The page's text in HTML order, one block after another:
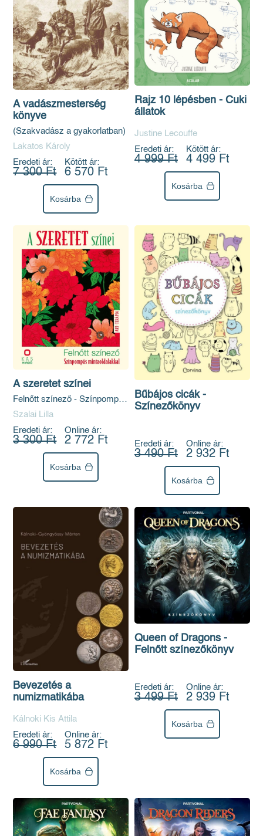
A vadászmesterség
könyve
(Szakvadász a gyakorlatban)
Lakatos Károly
Eredeti ár:
7 300 Ft
Kötött ár:
6 570 Ft
Kosárba
Rajz 10 lépésben - Cuki
állatok
Justine Lecouffe
Eredeti ár:
4 999 Ft
Kötött ár:
4 499 Ft
Kosárba
A szeretet színei
Felnőtt színező - Színpompás
mintaoldalakkal
Szalai Lilla
Eredeti ár:
3 300 Ft
Online ár:
2 772 Ft
Kosárba
Bűbájos cicák -
Színezőkönyv
Eredeti ár:
3 490 Ft
Online ár:
2 932 Ft
Kosárba
Bevezetés a
numizmatikába
Kálnoki Kis Attila
Eredeti ár:
6 990 Ft
Online ár:
5 872 Ft
Kosárba
Queen of Dragons -
Felnőtt színezőkönyv
Eredeti ár:
3 499 Ft
Online ár:
2 939 Ft
Kosárba